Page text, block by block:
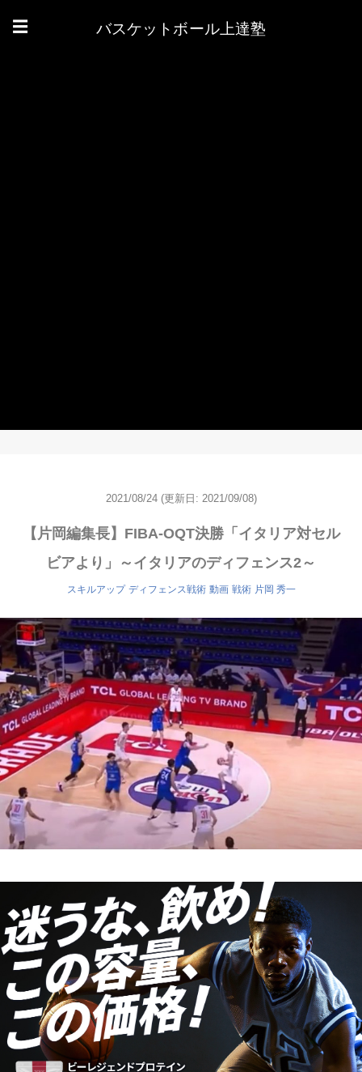
☰ バスケットボール上達塾
2021/08/24 (更新日: 2021/09/08)
【片岡編集長】FIBA-OQT決勝「イタリア対セル
ビアより」～イタリアのディフェンス2～
スキルアップ ディフェンス戦術 動画 戦術 片岡 秀一